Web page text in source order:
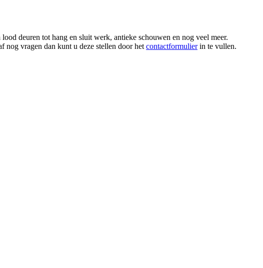
deuren tot hang en sluit werk, antieke schouwen en nog veel meer.
vragen dan kunt u deze stellen door het contactformulierin te vullen.